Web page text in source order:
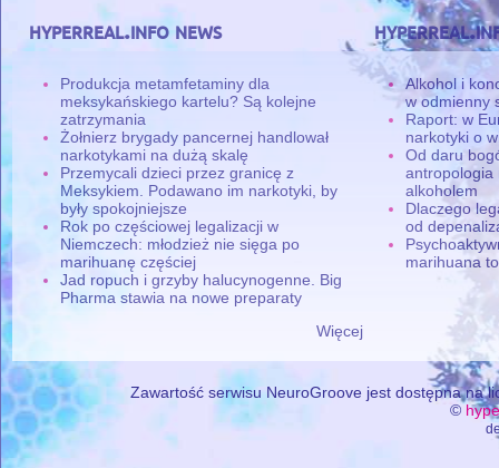
hyperreal.info news
Produkcja metamfetaminy dla
meksykańskiego kartelu? Są kolejne
zatrzymania
Żołnierz brygady pancernej handlował
narkotykami na dużą skalę
Przemycali dzieci przez granicę z
Meksykiem. Podawano im narkotyki, by
były spokojniejsze
Rok po częściowej legalizacji w
Niemczech: młodzież nie sięga po
marihuanę częściej
Jad ropuch i grzyby halucynogenne. Big
Pharma stawia na nowe preparaty
Więcej
Alkohol i
w odmienny
Raport: w
narkotyki o
Od daru
antropologia
alkoholem
Dlaczego
od
marihuana
Zawartość serwisu NeuroGroove jest dostępna na
©